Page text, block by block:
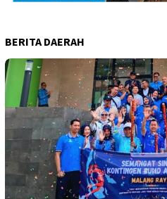
BERITA DAERAH